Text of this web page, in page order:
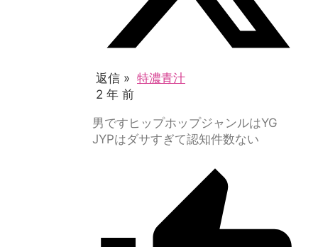
返信 » 特濃青汁
2 年 前
男ですヒップホップジャンルはYG
JYPはダサすぎて認知件数ない